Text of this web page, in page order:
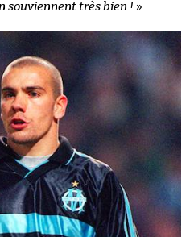
souviennent très bien ! »